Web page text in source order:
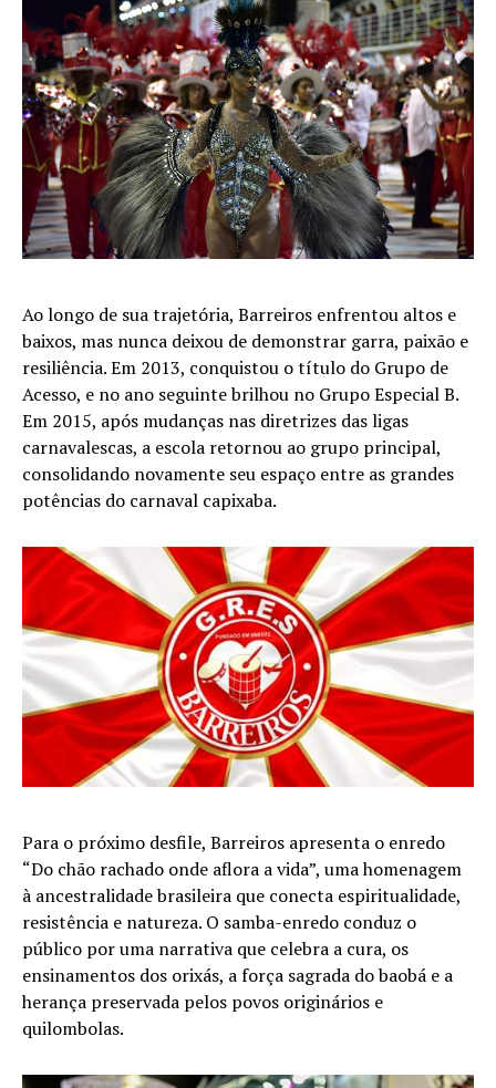
Ao longo de sua trajetória, Barreiros enfrentou altos e
baixos, mas nunca deixou de demonstrar garra, paixão e
resiliência. Em 2013, conquistou o título do Grupo de
Acesso, e no ano seguinte brilhou no Grupo Especial B.
Em 2015, após mudanças nas diretrizes das ligas
carnavalescas, a escola retornou ao grupo principal,
consolidando novamente seu espaço entre as grandes
potências do carnaval capixaba.
Para o próximo desfile, Barreiros apresenta o enredo
“Do chão rachado onde aflora a vida”, uma homenagem
à ancestralidade brasileira que conecta espiritualidade,
resistência e natureza. O samba-enredo conduz o
público por uma narrativa que celebra a cura, os
ensinamentos dos orixás, a força sagrada do baobá e a
herança preservada pelos povos originários e
quilombolas.